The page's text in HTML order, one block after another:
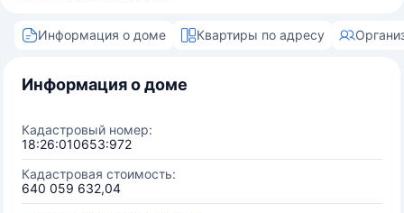
Информация о доме Квартиры по адресу
Информация о доме
Кадастровый номер:
18:26:010653:972
Кадастровая стоимость:
640 059 632,04